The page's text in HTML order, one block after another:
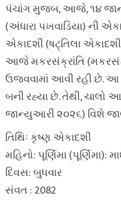
પંચાંગ મુજબ, આજે, ૧૪
(અંધારા પખવાડિયા) ની
એકાદશી (ષટ્તિલા
આજે મકરસંક્રાંતિ
ઉજવવામાં આવી રહી છે.
બની રહ્યા છે. તેથી,
જાન્યુઆરી ૨૦૨૬) વિશે
તિથિઃ કૃષ્ણ એકાદશી
મહિનો: પૂર્ણિમા (પૂર્ણિમા):
દિવસ: બુધવાર
સંવત : 2082